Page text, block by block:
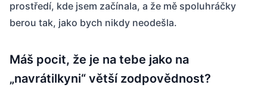
prostředí, kde jsem začínala, a že mě spoluhráčky
berou tak, jako bych nikdy neodešla.
Máš pocit, že je na tebe jako na
„navrátilkyni“ větší zodpovědnost?